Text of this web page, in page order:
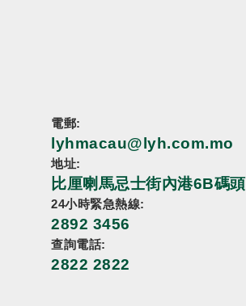
電郵:
lyhmacau@lyh.com.mo
地址:
比厘喇馬忌士街內港6B碼頭
24小時緊急熱線:
2892 3456
查詢電話:
2822 2822